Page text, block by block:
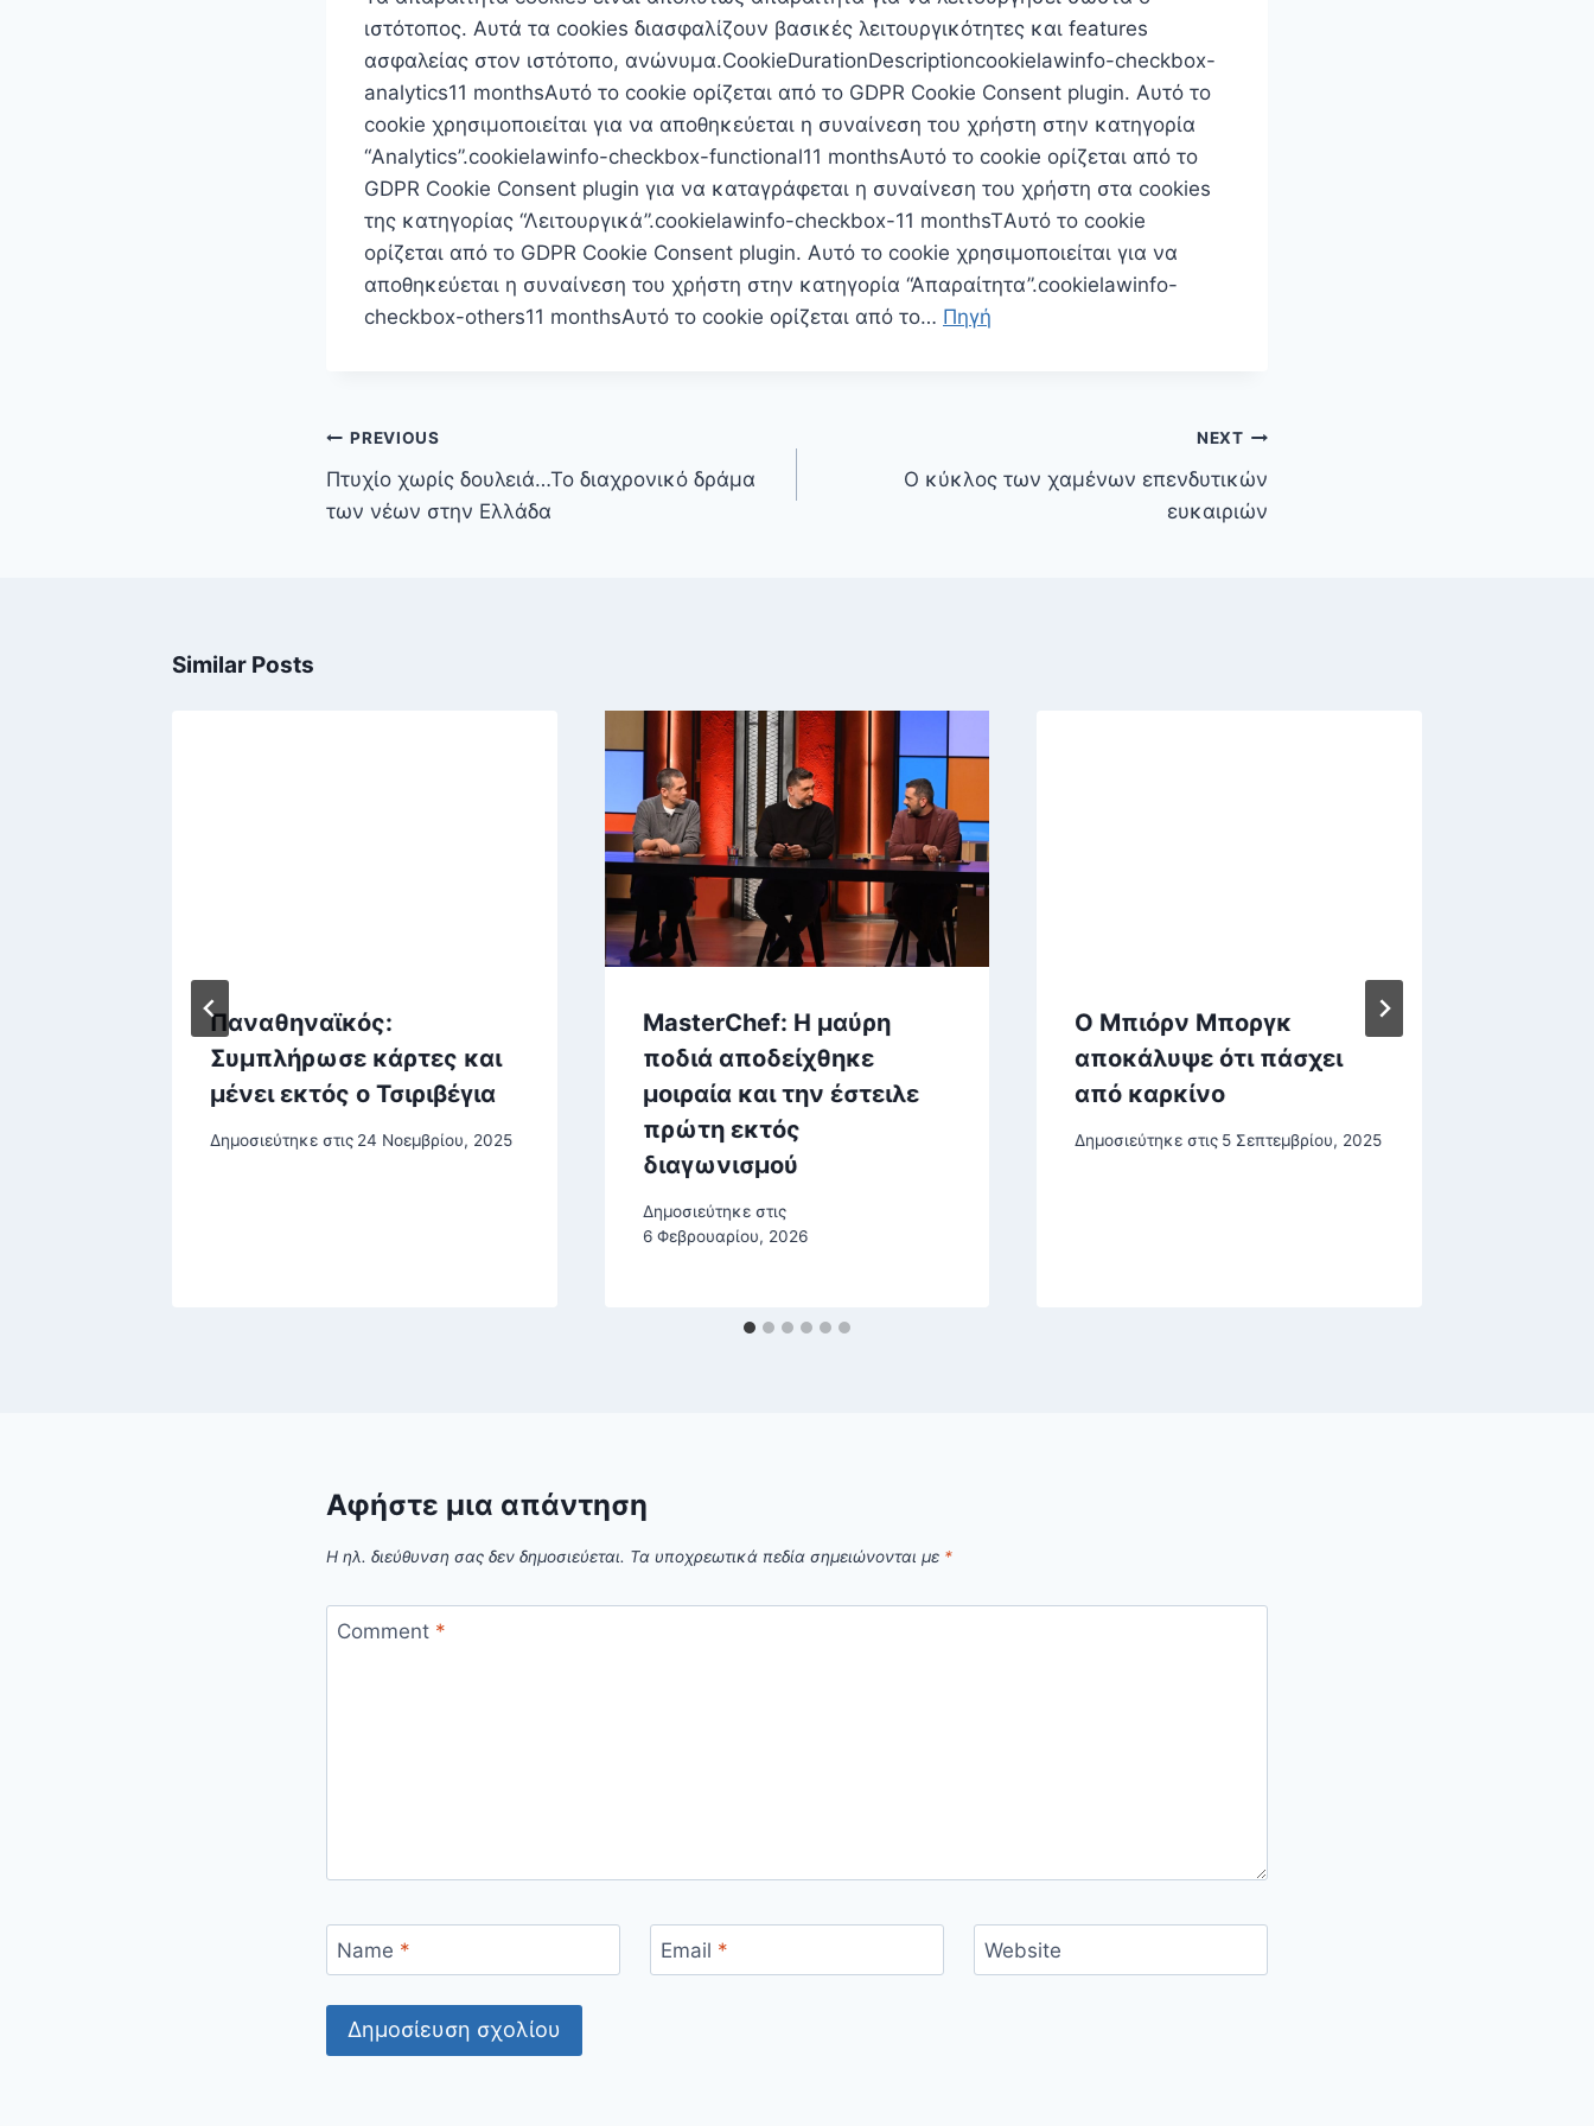
ιστότοπος. Αυτά τα cookies διασφαλίζουν βασικές λειτουργικότητες και features
ασφαλείας στον ιστότοπο, ανώνυμα.CookieDurationDescriptioncookielawinfo-checkbox-
analytics11 monthsΑυτό το cookie ορίζεται από το GDPR Cookie Consent plugin. Αυτό το
cookie χρησιμοποιείται για να αποθηκεύεται η συναίνεση του χρήστη στην κατηγορία
“Analytics”.cookielawinfo-checkbox-functional11 monthsΑυτό το cookie ορίζεται από το
GDPR Cookie Consent plugin για να καταγράφεται η συναίνεση του χρήστη στα cookies
της κατηγορίας “Λειτουργικά”.cookielawinfo-checkbox-11 monthsTΑυτό το cookie
ορίζεται από το GDPR Cookie Consent plugin. Αυτό το cookie χρησιμοποιείται για να
αποθηκεύεται η συναίνεση του χρήστη στην κατηγορία “Απαραίτητα”.cookielawinfo-
checkbox-others11 monthsΑυτό το cookie ορίζεται από το… Πηγή
Πλοήγηση
άρθρων
PREVIOUS
Πτυχίο χωρίς δουλειά…Το διαχρονικό δράμα
των νέων στην Ελλάδα
NEXT
Ο κύκλος των χαμένων επενδυτικών
ευκαιριών
Similar Posts
Παναθηναϊκός:
Συμπλήρωσε κάρτες και
μένει εκτός ο Τσιριβέγια
Δημοσιεύτηκε στις 24 Νοεμβρίου, 2025
MasterChef: Η μαύρη
ποδιά αποδείχθηκε
μοιραία και την έστειλε
πρώτη εκτός
διαγωνισμού
Δημοσιεύτηκε στις
6 Φεβρουαρίου, 2026
Ο Μπιόρν Μποργκ
αποκάλυψε ότι πάσχει
από καρκίνο
Δημοσιεύτηκε στις 5 Σεπτεμβρίου, 2025
Αφήστε μια απάντηση
Η ηλ. διεύθυνση σας δεν δημοσιεύεται. Τα υποχρεωτικά πεδία σημειώνονται με *
Comment *
Name * Email * Website